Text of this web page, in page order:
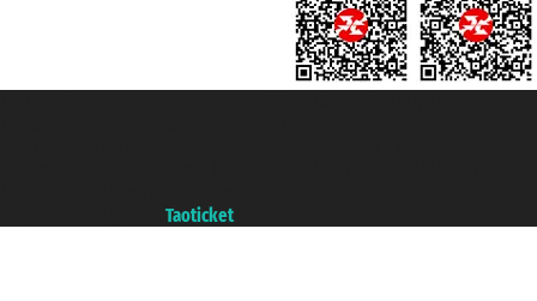
Taoticket